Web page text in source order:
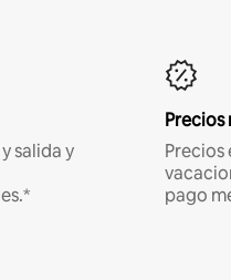
salida y
Precios
Precios
pago